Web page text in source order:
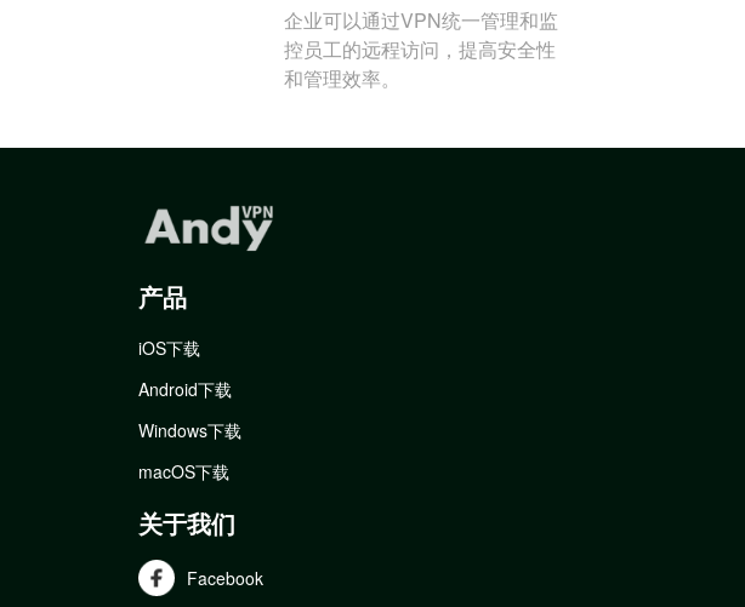
企业可以通过VPN统一管理和监
控员工的远程访问，提高安全性
和管理效率。
产品
iOS下载
Android下载
Windows下载
macOS下载
关于我们
Facebook